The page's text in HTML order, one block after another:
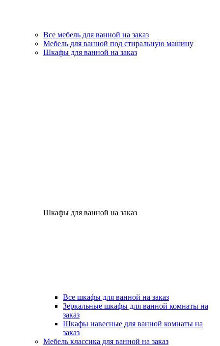
Все мебель для ванной на заказ
Мебель для ванной под стиральную машину
Шкафы для ванной на заказ
Шкафы для ванной на заказ
Все шкафы для ванной на заказ
Зеркальные шкафы для ванной комнаты на
заказ
Шкафы навесные для ванной комнаты на
заказ
Мебель классика для ванной на заказ